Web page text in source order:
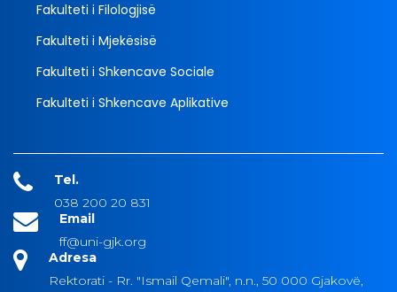
Fakulteti i Filologjisë
Fakulteti i Mjekësisë
Fakulteti i Shkencave Sociale
Fakulteti i Shkencave Aplikative
Tel.
038 200 20 831
Email
ff@uni-gjk.org
Adresa
Rektorati - Rr. "Ismail Qemali", n.n., 50 000 Gjakovë,